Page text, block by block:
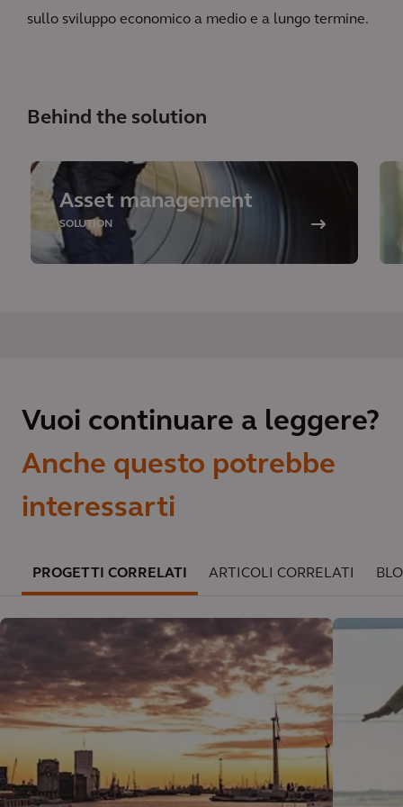
sullo sviluppo economico a medio e a lungo termine.
Behind the solution
Asset management
SOLUTION
Vuoi continuare a leggere?
Anche questo potrebbe
interessarti
PROGETTI CORRELATI ARTICOLI CORRELATI